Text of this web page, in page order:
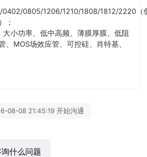
0805/1206/1210/1808/1812/2220（
；
小功率、低中高频、薄膜厚膜、低阻
、MOS场效应管、可控硅、肖特基、
08-08 21:45:19 开始沟通
什么问题